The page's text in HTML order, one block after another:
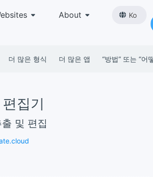
About Ko
더 많은 형식 더 많은 앱 “방법” 또는 “어
집기
출 및 편집